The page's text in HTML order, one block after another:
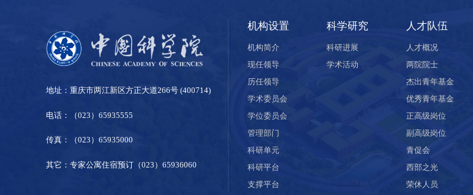
地址：重庆市两江新区方正大道266号 (400714)
电话：（023）65935555
传真：（023）65935000
其它：专家公寓住宿预订（023）65936060
机构设置
机构简介
现任领导
历任领导
学术委员会
学位委员会
管理部门
科研单元
科研平台
支撑平台
科学研究
科研进展
学术活动
人才队伍
人才概况
两院院士
杰出青年基金
优秀青年基金
正高级岗位
副高级岗位
青促会
西部之光
荣休人员